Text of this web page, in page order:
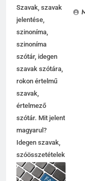
Mit jelent?
Szavak, szavak
jelentése,
szinoníma,
szinoníma
szótár, idegen
szavak szótára,
rokon értelmű
szavak,
értelmező
szótár. Mit jelent
magyarul?
Idegen szavak,
szóösszetételek
jelentése,